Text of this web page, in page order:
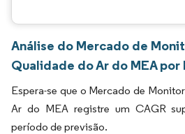
Análise do Mercado de
Qualidade do Ar do MEA
Espera-se que o Mercado de
Ar do MEA registre um CAGR
período de previsão.